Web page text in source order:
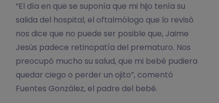
“El día en que se suponía que mi hijo tenía su
salida del hospital, el oftalmólogo que lo revisó
nos dice que no puede ser posible que, Jaime
Jesús padece retinopatía del prematuro. Nos
preocupó mucho su salud, que mi bebé pudiera
quedar ciego o perder un ojito”, comentó
Fuentes González, el padre del bebé.